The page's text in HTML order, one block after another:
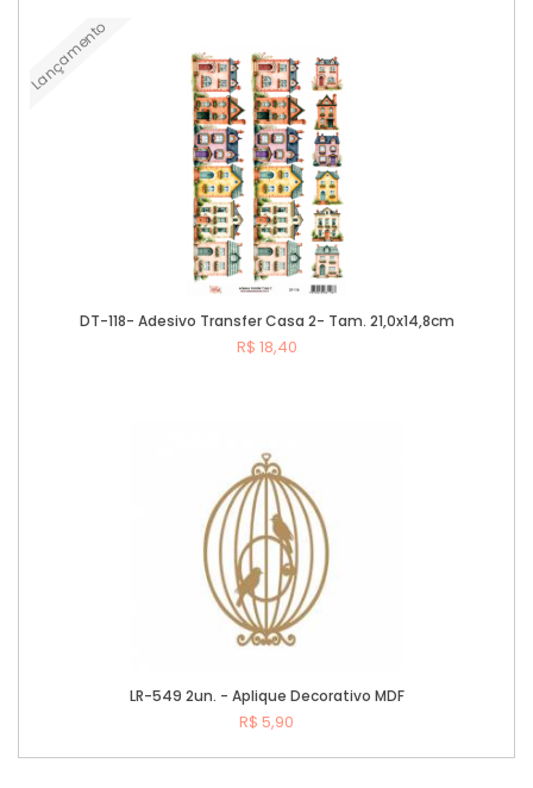
Lançamento
DT-118- Adesivo Transfer Casa 2- Tam. 21,0x14,8cm
R$ 18,40
LR-549 2un. - Aplique Decorativo MDF
R$ 5,90